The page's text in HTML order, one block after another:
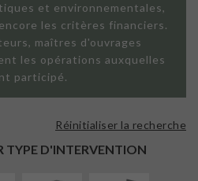
et environnementales,
les critères financiers.
maîtres d'ouvrages
les opérations auxquelles
participé.
TYPE D'INTERVENTION
Réinitialiser la recherche
FAÇADE SUR
LINÉAIRE
ISOLATION
INTÉRIEURE